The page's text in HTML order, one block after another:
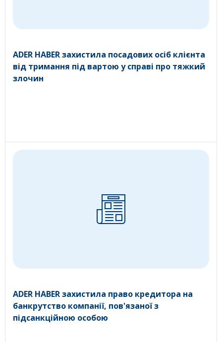
ADER HABER захистила посадових осіб клієнта
від тримання під вартою у справі про тяжкий
злочин
ADER HABER захистила право кредитора на
банкрутство компанії, пов'язаної з
підсанкційною особою